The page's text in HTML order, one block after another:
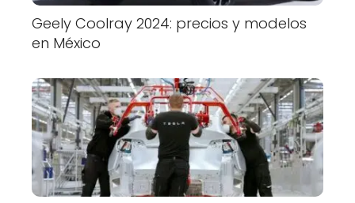
Geely Coolray 2024: precios y modelos
en México